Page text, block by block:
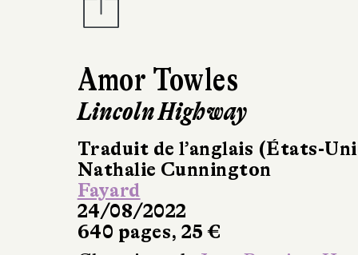
Amor Towles
Lincoln Highway
Traduit de l’anglais (États-
Nathalie Cunnington
Fayard
24/08/2022
640 pages, 25 €